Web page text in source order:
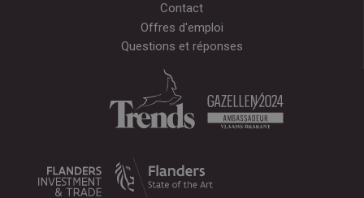
Contact
Offres d'emploi
Questions et réponses